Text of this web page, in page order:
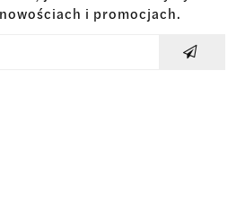
i promocjach.